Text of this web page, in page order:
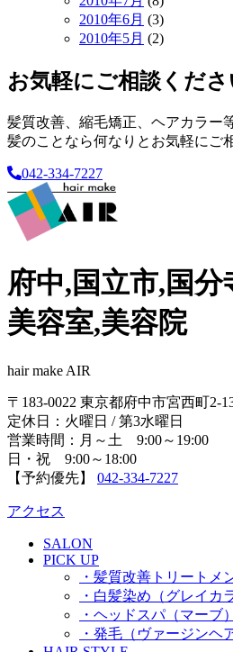
2010年6月 (3)
2010年5月 (2)
お気軽にご相談くださ
髪質改善、縮毛矯正、ヘアカラー
髪のことなら何なりとお気軽にご
042-334-7227
府中,国立市,国
美容室,美容院
hair make AIR
〒183-0022 東京都府中市宮西町2-
定休日：火曜日 / 第3水曜日
営業時間：月～土 9:00～19:00
日・祝 9:00～18:00
【予約優先】 042-334-7227
アクセス
SALON
PICK UP
・髪質改善トリートメ
・白髪染め（グレイカ
・ヘッドスパ（マーブ）
・発毛（ヴァージンヘ